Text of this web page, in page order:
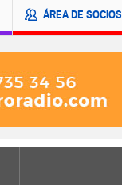
ÁREA DE SOCIOS